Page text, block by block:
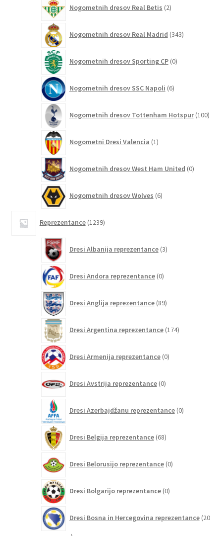
Nogometnih dresov Real Betis 2izdelka
Nogometnih dresov Real Madrid 343izdelkov
Nogometnih dresov Sporting CP 0izdelkov
Nogometnih dresov SSC Napoli 6izdelkov
Nogometnih dresov Tottenham Hotspur 100
Nogometni Dresi Valencia 1izdelek
Nogometnih dresov West Ham United 0izdelkov
Nogometnih dresov Wolves 6izdelkov
Reprezentance 1239izdelkov
Dresi Albanija reprezentance 3izdelki
Dresi Andora reprezentance 0izdelkov
Dresi Anglija reprezentance 89izdelkov
Dresi Argentina reprezentance 174izdelkov
Dresi Armenija reprezentance 0izdelkov
Dresi Avstrija reprezentance 0izdelkov
Dresi Azerbajdžanu reprezentance 0izdelkov
Dresi Belgija reprezentance 68izdelkov
Dresi Belorusijo reprezentance 0izdelkov
Dresi Bolgarijo reprezentance 0izdelkov
Dresi Bosna in Hercegovina reprezentance 20